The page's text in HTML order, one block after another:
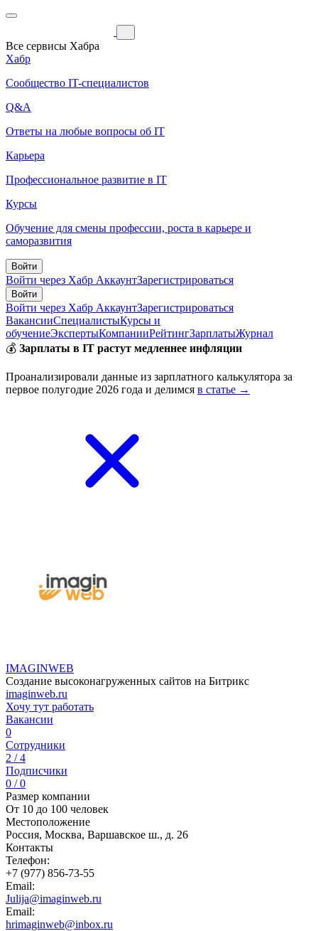
Все сервисы Хабра
Хабр
Сообщество IT-специалистов
Q&A
Ответы на любые вопросы об IT
Карьера
Профессиональное развитие в IT
Курсы
Обучение для смены профессии, роста в карьере и
саморазвития
Войти
Войти через Хабр АккаунтЗарегистрироваться
Войти
Войти через Хабр АккаунтЗарегистрироваться
ВакансииСпециалистыКурсы и
обучениеЭкспертыКомпанииРейтингЗарплатыЖурнал
💰 Зарплаты в IT растут медленнее инфляции
Проанализировали данные из зарплатного калькулятора за
первое полугодие 2026 года и делимся в статье →
IMAGINWEB
Создание высоконагруженных сайтов на Битрикс
imaginweb.ru
Хочу тут работать
Вакансии
0
Сотрудники
2 / 4
Подписчики
0 / 0
Размер компании
От 10 до 100 человек
Местоположение
Россия, Москва, Варшавское ш., д. 26
Контакты
Телефон:
+7 (977) 856-73-55
Email:
Julija@imaginweb.ru
Email:
hrimaginweb@inbox.ru